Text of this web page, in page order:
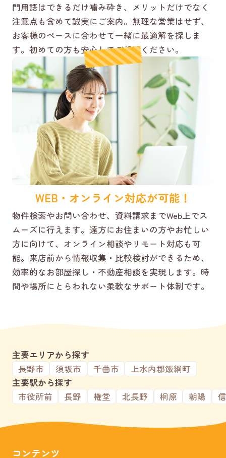
門用語はできるだけ噛み砕き、メリットだけでなく
注意点も含めて誠実にご案内。無理な営業はせず、
お客様のペースに合わせて一緒に最適解を探しま
す。初めての方も安心してご相談ください。
WEB・オンライン対応が可能！
物件検索やお問い合わせ、資料請求までWeb上でス
ムーズに行えます。遠方にお住まいの方やお忙しい
方に向けて、オンライン相談やリモート対応も可
能。来店前から情報収集・比較検討ができるため、
効率的なお部屋探し・不動産相談を実現します。時
間や場所にとらわれない柔軟なサポート体制です。
主要エリアから探す
長野市
須坂市 千曲市
上水内郡飯綱町
主要駅から探す
市役所前
長野 権堂 北長野 桐原 朝陽
コンテンツ